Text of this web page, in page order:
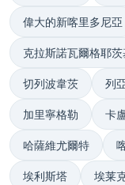
偉大的新喀里多尼亞
克拉斯諾瓦爾格耶
切列波韋茨 列
加里寧格勒 卡
哈薩維尤爾特
埃利斯塔 埃莱